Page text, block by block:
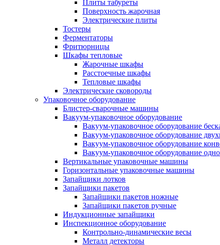
Плиты табуреты
Поверхность жарочная
Электрические плиты
Тостеры
Ферментаторы
Фритюрницы
Шкафы тепловые
Жарочные шкафы
Расстоечные шкафы
Тепловые шкафы
Электрические сковороды
Упаковочное оборудование
Блистер-сварочные машины
Вакуум-упаковочное оборудование
Вакуум-упаковочное оборудование
Вакуум-упаковочное оборудование
Вакуум-упаковочное оборудование
Вакуум-упаковочное оборудование
Вертикальные упаковочные машины
Горизонтальные упаковочные машины
Запайщики лотков
Запайщики пакетов
Запайщики пакетов ножные
Запайщики пакетов ручные
Индукционные запайщики
Инспекционное оборудование
Контрольно-динамические весы
Металл детекторы